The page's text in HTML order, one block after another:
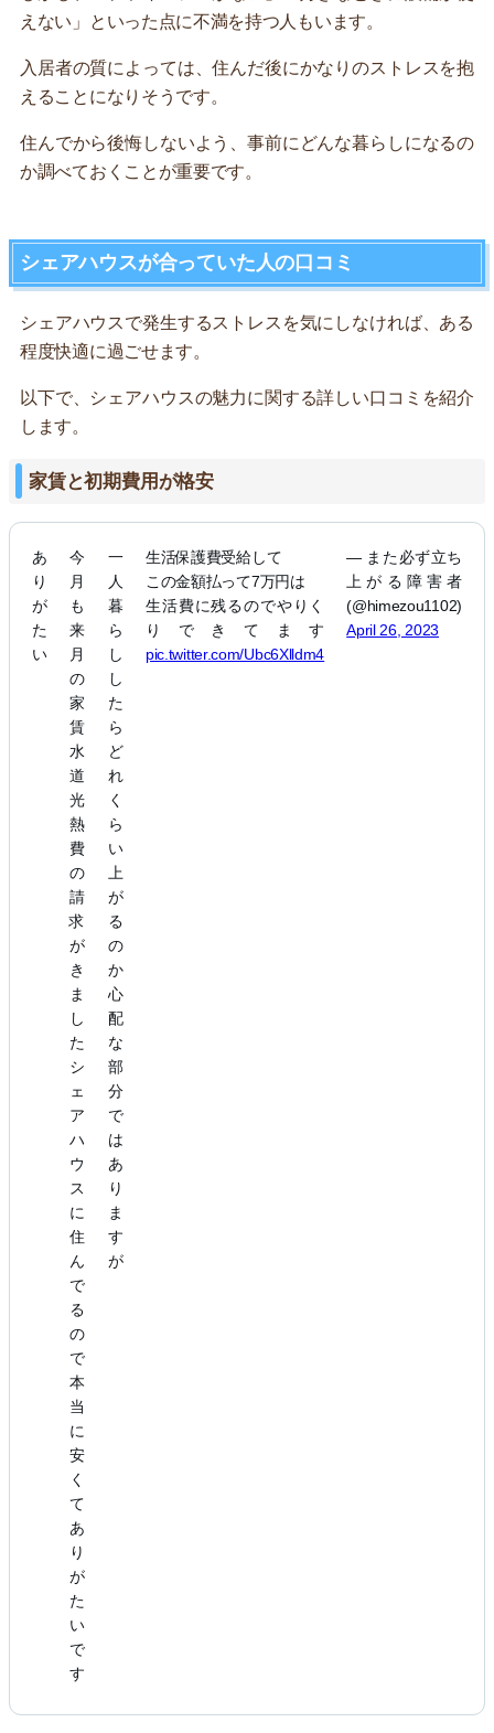
えない」といった点に不満を持つ人もいます。
入居者の質によっては、住んだ後にかなりのストレスを抱
えることになりそうです。
住んでから後悔しないよう、事前にどんな暮らしになるの
か調べておくことが重要です。
シェアハウスが合っていた人の口コミ
シェアハウスで発生するストレスを気にしなければ、ある
程度快適に過ごせます。
以下で、シェアハウスの魅力に関する詳しい口コミを紹介
します。
家賃と初期費用が格安
あ
り
が
た
い
今
月
も
来
月
の
家
賃
水
道
光
熱
費
の
請
求
が
き
ま
し
た
シ
ェ
ア
ハ
ウ
ス
に
住
ん
で
る
の
で
本
当
に
安
く
て
あ
り
が
た
い
で
す
一
人
暮
ら
し
し
た
ら
ど
れ
く
ら
い
上
が
る
の
か
心
配
な
部
分
で
は
あ
り
ま
す
が
生活保護費受給して
この金額払って7万円は
生活費に残るのでやりく
りできてます
pic.twitter.com/Ubc6Xlldm4
— また必ず立ち
上がる障害者
(@himezou1102)
April 26, 2023